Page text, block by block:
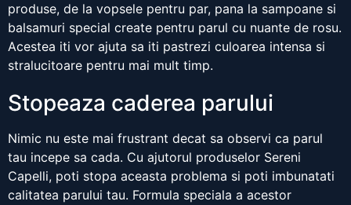
produse, de la vopsele pentru par, pana la sampoane si
balsamuri special create pentru parul cu nuante de rosu.
Acestea iti vor ajuta sa iti pastrezi culoarea intensa si
stralucitoare pentru mai mult timp.
Stopeaza caderea parului
Nimic nu este mai frustrant decat sa observi ca parul
tau incepe sa cada. Cu ajutorul produselor Sereni
Capelli, poti stopa aceasta problema si poti imbunatati
calitatea parului tau. Formula speciala a acestor